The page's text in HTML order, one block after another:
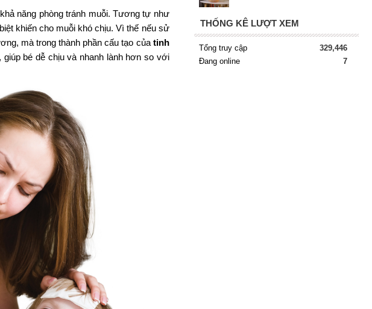
năng phòng tránh muỗi. Tương tự như
khiến cho muỗi khó chịu. Vì thế nếu sử
mà trong thành phần cấu tạo của tinh
bé dễ chịu và nhanh lành hơn so với
THỐNG KÊ LƯỢT XEM
Tổng truy cập
329,446
Đang online
7